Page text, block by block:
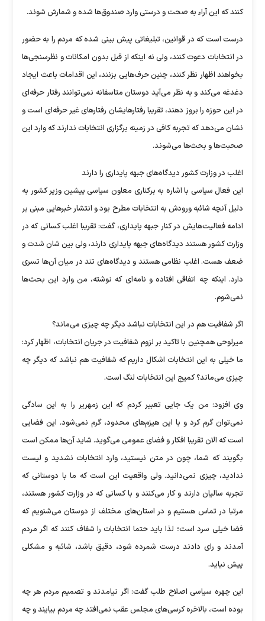
کنند که این آراء به صحت و درستی وارد صندوق‌ها شده و شمارش شوند.
درست است که در قوانین، تبلیغاتی پیش بینی شده که مردم را به حضور
در انتخابات دعوت کنند، ولی نه اینکه از قبل بدون امکانات و نظرسنجی‌ها
بخواهند اظهار نظر کنند، چنین حرف‌هایی بزنند، این اقدامات باعث ایجاد
دغدغه می‌کند و به نظر می‌آید دوستان متاسفانه نمی‌توانند رفتار حرفه‌ای
در این حوزه را بروز دهند، تقریبا رفتارهایشان رفتار‌های غیر حرفه‌ای است و
نشان می‌دهد که تجربه کافی در زمینه برگزاری انتخابات ندارند که وارد این
صحبت‌ها و بحث‌ها می‌شوند.
اغلب در وزارت کشور دیدگاه‌های جبهه پایداری را دارند
این فعال سیاسی با اشاره به برکناری معاون سیاسی پیشین وزیر کشور به
دلیل آنچه شائبه ورودش به انتخابات مطرح بود و انتشار خبر‌هایی مبنی بر
ادامه فعالیت‌هایش در کنار جبهه پایداری، گفت: تقریبا اغلب کسانی که در
وزارت کشور هستند دیدگاه‌های جبهه پایداری دارند، ولی بین شان شدت و
ضعف هست. اغلب نظامی هستند و دیدگاه‌های تند در میان آن‌ها تسری
دارد. اینکه چه اتفاقی افتاده و نامه‌ای که نوشته، من وارد این بحث‌ها
نمی‌شوم.
اگر شفافیت هم در این انتخابات نباشد دیگر چه چیزی می‌ماند؟
میرلوحی همچنین با تاکید بر لزوم شفافیت در جریان انتخابات، اظهار کرد:
ما خیلی به این انتخابات اشکال داریم که شفافیت هم نباشد که دیگر چه
چیزی می‌ماند؟ کمیج این انتخابات لنگ است.
وی افزود: من یک جایی تعبیر کردم که این زمهریر را به این سادگی
نمی‌توان گرم کرد و با این هیزم‌های محدود، گرم نمی‌شود. این فضایی
است که الان تقریبا افکار و فضای عمومی می‌گوید. شاید آن‌ها ممکن است
بگویند که شما، چون در متن نیستید، وارد انتخابات نشدید و لیست
ندادید، چیزی نمی‌دانید. ولی واقعیت این است که ما با دوستانی که
تجربه سالیان دارند و کار می‌کنند و با کسانی که در وزارت کشور هستند،
مرتبا در تماس هستیم و در استان‌های مختلف از دوستان می‌شنویم که
فضا خیلی سرد است؛ لذا باید حتما انتخابات را شفاف کنند که اگر مردم
آمدند و رای دادند درست شمرده شود، دقیق باشد، شائبه و مشکلی
پیش نیاید.
این چهره سیاسی اصلاح طلب گفت: اگر نیامدند و تصمیم مردم هر چه
بوده است، بالاخره کرسی‌های مجلس عقب نمی‌افتد چه مردم بیایند و چه